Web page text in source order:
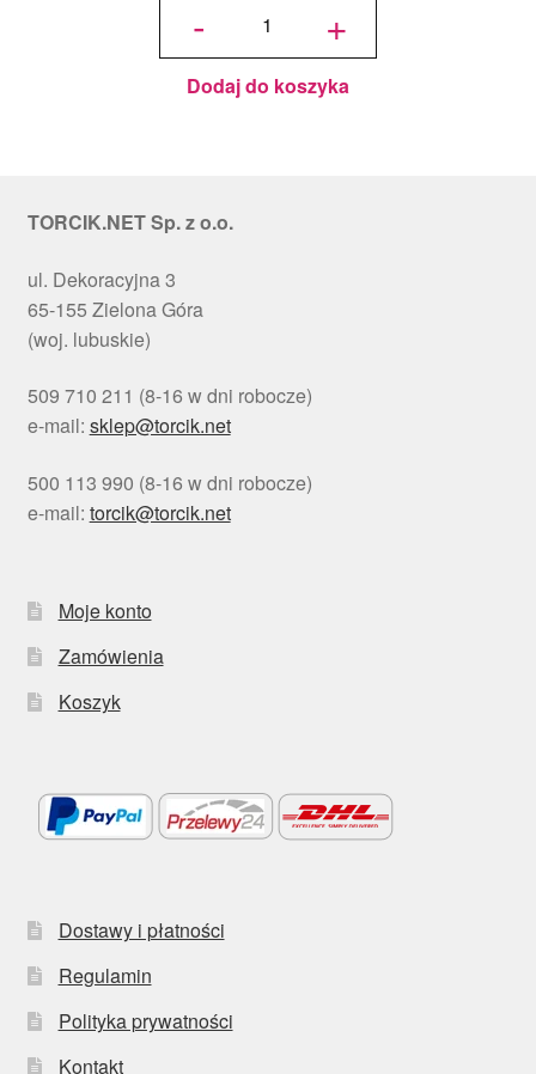
-
okrągły
Choinki
Ø 30
cm, h 1
cm - PC
+
Dodaj do koszyka
TORCIK.NET Sp. z o.o.
ul. Dekoracyjna 3
65-155 Zielona Góra
(woj. lubuskie)
509 710 211 (8-16 w dni robocze)
e-mail: sklep@torcik.net
500 113 990 (8-16 w dni robocze)
e-mail: torcik@torcik.net
Moje konto
Zamówienia
Koszyk
Dostawy i płatności
Regulamin
Polityka prywatności
Kontakt